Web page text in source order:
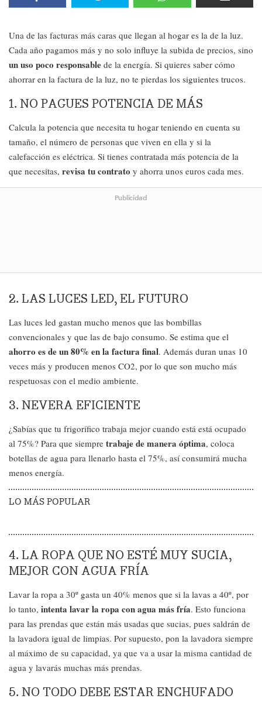
Una de las facturas más caras que llegan al hogar es la de la luz.
Cada año pagamos más y no solo influye la subida de precios, sino
un uso poco responsable de la energía. Si quieres saber cómo
ahorrar en la factura de la luz, no te pierdas los siguientes trucos.
1. NO PAGUES POTENCIA DE MÁS
Calcula la potencia que necesita tu hogar teniendo en cuenta su
tamaño, el número de personas que viven en ella y si la
calefacción es eléctrica. Si tienes contratada más potencia de la
que necesitas, revisa tu contrato y ahorra unos euros cada mes.
Publicidad
2. LAS LUCES LED, EL FUTURO
Las luces led gastan mucho menos que las bombillas
convencionales y que las de bajo consumo. Se estima que el
ahorro es de un 80% en la factura final. Además duran unas 10
veces más y producen menos CO2, por lo que son mucho más
respetuosas con el medio ambiente.
3. NEVERA EFICIENTE
¿Sabías que tu frigorífico trabaja mejor cuando está está ocupado
al 75%? Para que siempre trabaje de manera óptima, coloca
botellas de agua para llenarlo hasta el 75%, así consumirá mucha
menos energía.
LO MÁS POPULAR
4. LA ROPA QUE NO ESTÉ MUY SUCIA,
MEJOR CON AGUA FRÍA
Lavar la ropa a 30º gasta un 40% menos que si la lavas a 40º, por
lo tanto, intenta lavar la ropa con agua más fría. Esto funciona
para las prendas que están más usadas que sucias, pues saldrán de
la lavadora igual de limpias. Por supuesto, pon la lavadora siempre
al máximo de su capacidad, ya que va a usar la misma cantidad de
agua y lavarás muchas más prendas.
5. NO TODO DEBE ESTAR ENCHUFADO